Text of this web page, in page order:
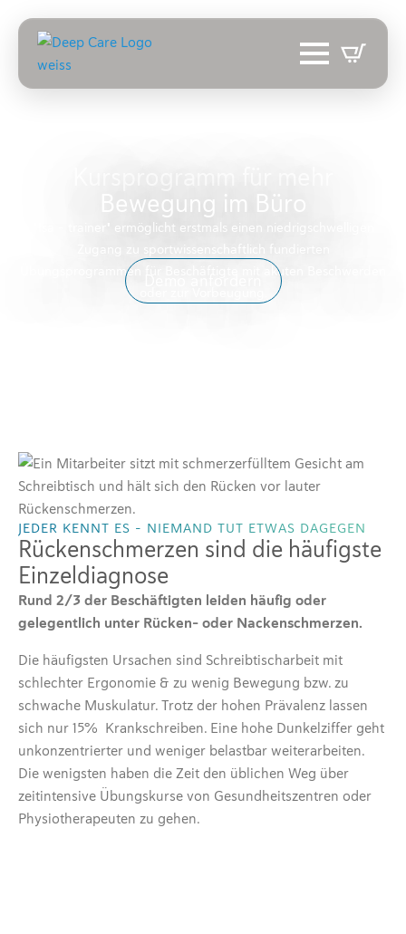
Bewegung im Büro
"Isa – trainer" ermöglicht erstmals einen niedrigschwelligen
Zugang zu sportwissenschaftlich fundierten
Übungsprogrammen für Beschäftigte mit akuten Beschwerden
JEDER KENNT ES - NIEMAND TUT ETWAS DAGEGEN
Rückenschmerzen sind die häufigste
Einzeldiagnose
Rund 2/3 der Beschäftigten leiden häufig oder
gelegentlich unter Rücken- oder Nackenschmerzen.
Die häufigsten Ursachen sind Schreibtischarbeit mit
schlechter Ergonomie & zu wenig Bewegung bzw. zu
schwache Muskulatur. Trotz der hohen Prävalenz lassen
sich nur 15% Krankschreiben. Eine hohe Dunkelziffer geht
unkonzentrierter und weniger belastbar weiterarbeiten.
Die wenigsten haben die Zeit den üblichen Weg über
zeitintensive Übungskurse von Gesundheitszentren oder
Physiotherapeuten zu gehen.